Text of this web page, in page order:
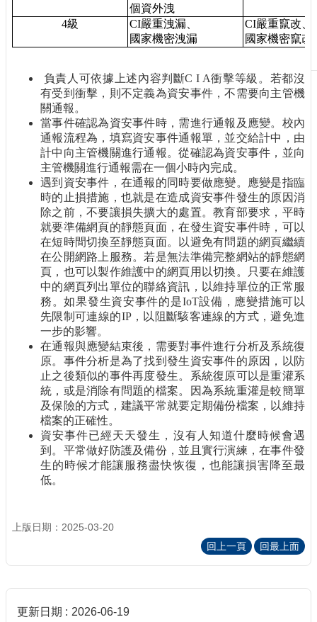
物
個資外洩
4級 CI嚴重洩漏、
國家機密洩漏
CI嚴重竄改、
國家機密竄改
負責人可依據上述內容判斷C I A衝擊等級。若都沒
有受到衝擊，則不定義為資安事件，不需要向主管機
關通報。
當事件確認為資安事件時，需進行通報及應變。校內
通報流程為，填寫資安事件通報單，並交給計中，由
計中向主管機關進行通報。從確認為資安事件，並向
主管機關進行通報需在一個小時內完成。
遇到資安事件，在通報的同時要做應變。應變是指臨
時的止損措施，也就是在造成資安事件發生的原因消
除之前，不要讓損失擴大的處置。教育部要求，平時
就要準備網頁的靜態頁面，在發生資安事件時，可以
在短時間切換至靜態頁面。以避免有問題的網頁繼續
在公開網路上服務。若是無法準備完整網站的靜態網
頁，也可以製作維護中的網頁用以切換。只要在維護
中的網頁列出單位的聯絡資訊，以維持單位的正常服
務。如果發生資安事件的是IoT設備，應變措施可以
先限制可連線的IP，以阻斷駭客連線的方式，避免進
一步的影響。
在通報與應變結束後，需要對事件進行分析及系統復
原。事件分析是為了找到發生資安事件的原因，以防
止之後類似的事件再度發生。系統復原可以是重灌系
統，或是消除有問題的檔案。因為系統重灌是較簡單
及保險的方式，建議平常就要定期備份檔案，以維持
檔案的正確性。
資安事件已經天天發生，沒有人知道什麼時候會遇
到。平常做好防護及備份，並且實行演練，在事件發
生的時候才能讓服務盡快恢復，也能讓損害降至最
低。
上版日期：2025-03-20
回上一頁
回最上面
更新日期 2026-06-19